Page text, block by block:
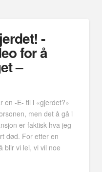
-
for å
–
en -E- til i «gjerdet?»
men det å gå i
er faktisk hva jeg
død. For etter en
blir vi lei, vi vil noe